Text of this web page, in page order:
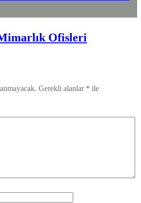
Ofisleri
Gerekli alanlar * ile